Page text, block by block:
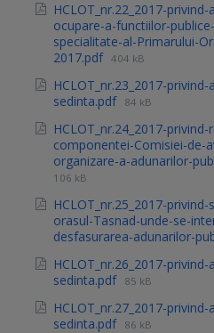
HCLOT_nr.22_2017-
ocupare-a-functiilor-
specialitate-al-Primarului-
2017.pdf 404 kB
HCLOT_nr.23_2017-
sedinta.pdf 84 kB
HCLOT_nr.24_2017-
componentei-Comisiei-de-
organizare-a-adunarilor-
106 kB
HCLOT_nr.25_2017-
orasul-Tasnad-unde-se-
desfasurarea-adunarilor-
HCLOT_nr.26_2017-
sedinta.pdf 85 kB
HCLOT_nr.27_2017-
sedinta.pdf 86 kB